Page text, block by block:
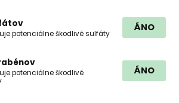
potenciálne škodlivé sulfáty
ÁNO
potenciálne škodlivé
ÁNO